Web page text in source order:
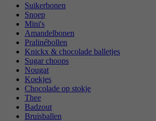
Suikerbonen
Snoep
Mini's
Amandelbonen
Pralinébollen
Knickx & chocolade balletjes
Sugar choops
Nougat
Koekjes
Chocolade op stokje
Thee
Badzout
Bruisballen